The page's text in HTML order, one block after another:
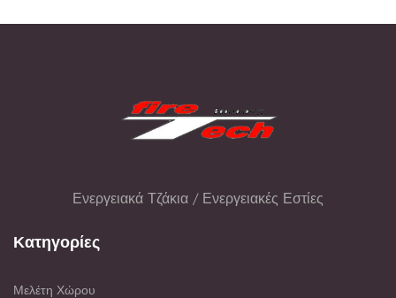
Ενεργειακά Τζάκια / Ενεργειακές Εστίες
Κατηγορίες
Μελέτη Χώρου